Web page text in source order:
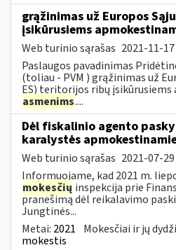
grąžinimas už Europos
įsikūrusiems
Web turinio sąrašas 2021-11-17
Paslaugos pavadinimas
(toliau - PVM ) grąžinimas už
ES) teritorijos ribų
asmenims....
Dėl fiskalinio agento
karalystės
Web turinio sąrašas 2021-07-29
Informuojame, kad 2021 m.
mokesčių inspekcija prie
pranešimą dėl reikalavimo
Jungtinės...
Metai: 2021 Mokesčiai ir jų
mokestis